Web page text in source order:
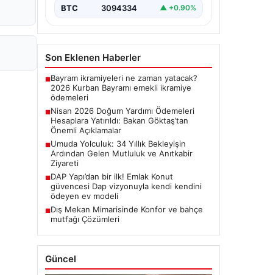
BTC 3094334 ▲ +0.90%
Son Eklenen Haberler
■Bayram ikramiyeleri ne zaman yatacak?
2026 Kurban Bayramı emekli ikramiye
ödemeleri
■Nisan 2026 Doğum Yardımı Ödemeleri
Hesaplara Yatırıldı: Bakan Göktaş’tan
Önemli Açıklamalar
■Umuda Yolculuk: 34 Yıllık Bekleyişin
Ardından Gelen Mutluluk ve Anıtkabir
Ziyareti
■DAP Yapı’dan bir ilk! Emlak Konut
güvencesi Dap vizyonuyla kendi kendini
ödeyen ev modeli
■Dış Mekan Mimarisinde Konfor ve bahçe
mutfağı Çözümleri
Güncel